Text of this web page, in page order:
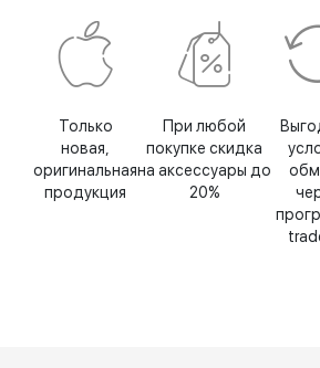
Только
новая,
оригинальная
продукция
При любой
покупке скидка
на аксессуары до
20%